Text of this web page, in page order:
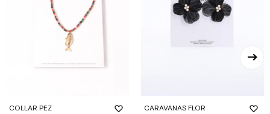
COLLAR PEZ CARAVANAS FLOR